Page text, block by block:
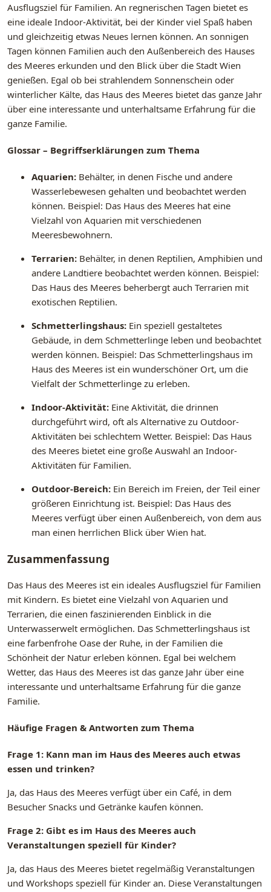
Ausflugsziel für Familien. An regnerischen Tagen bietet es
eine ideale Indoor-Aktivität, bei der Kinder viel Spaß haben
und gleichzeitig etwas Neues lernen können. An sonnigen
Tagen können Familien auch den Außenbereich des Hauses
des Meeres erkunden und den Blick über die Stadt Wien
genießen. Egal ob bei strahlendem Sonnenschein oder
winterlicher Kälte, das Haus des Meeres bietet das ganze Jahr
über eine interessante und unterhaltsame Erfahrung für die
ganze Familie.
Glossar – Begriffserklärungen zum Thema
Aquarien: Behälter, in denen Fische und andere
Wasserlebewesen gehalten und beobachtet werden
können. Beispiel: Das Haus des Meeres hat eine
Vielzahl von Aquarien mit verschiedenen
Meeresbewohnern.
Terrarien: Behälter, in denen Reptilien, Amphibien und
andere Landtiere beobachtet werden können. Beispiel:
Das Haus des Meeres beherbergt auch Terrarien mit
exotischen Reptilien.
Schmetterlingshaus: Ein speziell gestaltetes
Gebäude, in dem Schmetterlinge leben und beobachtet
werden können. Beispiel: Das Schmetterlingshaus im
Haus des Meeres ist ein wunderschöner Ort, um die
Vielfalt der Schmetterlinge zu erleben.
Indoor-Aktivität: Eine Aktivität, die drinnen
durchgeführt wird, oft als Alternative zu Outdoor-
Aktivitäten bei schlechtem Wetter. Beispiel: Das Haus
des Meeres bietet eine große Auswahl an Indoor-
Aktivitäten für Familien.
Outdoor-Bereich: Ein Bereich im Freien, der Teil einer
größeren Einrichtung ist. Beispiel: Das Haus des
Meeres verfügt über einen Außenbereich, von dem aus
man einen herrlichen Blick über Wien hat.
Zusammenfassung
Das Haus des Meeres ist ein ideales Ausflugsziel für Familien
mit Kindern. Es bietet eine Vielzahl von Aquarien und
Terrarien, die einen faszinierenden Einblick in die
Unterwasserwelt ermöglichen. Das Schmetterlingshaus ist
eine farbenfrohe Oase der Ruhe, in der Familien die
Schönheit der Natur erleben können. Egal bei welchem
Wetter, das Haus des Meeres ist das ganze Jahr über eine
interessante und unterhaltsame Erfahrung für die ganze
Familie.
Häufige Fragen & Antworten zum Thema
Frage 1: Kann man im Haus des Meeres auch etwas
essen und trinken?
Ja, das Haus des Meeres verfügt über ein Café, in dem
Besucher Snacks und Getränke kaufen können.
Frage 2: Gibt es im Haus des Meeres auch
Veranstaltungen speziell für Kinder?
Ja, das Haus des Meeres bietet regelmäßig Veranstaltungen
und Workshops speziell für Kinder an. Diese Veranstaltungen